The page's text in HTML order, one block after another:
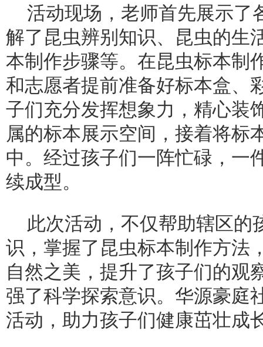
活动现场，老师首先展示了
解了昆虫辨别知识、昆虫的生
本制作步骤等。在昆虫标本制
和志愿者提前准备好标本盒、
子们充分发挥想象力，精心装
属的标本展示空间，接着将标
中。经过孩子们一阵忙碌，一
续成型。
此次活动，不仅帮助辖区的
识，掌握了昆虫标本制作方法
自然之美，提升了孩子们的观
强了科学探索意识。华源豪庭
活动，助力孩子们健康茁壮成